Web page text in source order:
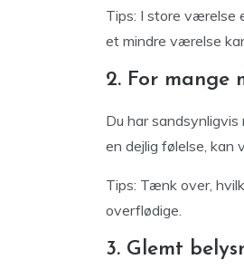
Tips: I store værelse
et mindre værelse
2. For mange
Du har
en dejlig følelse,
Tips: Tænk over,
overflødige.
3. Glemt